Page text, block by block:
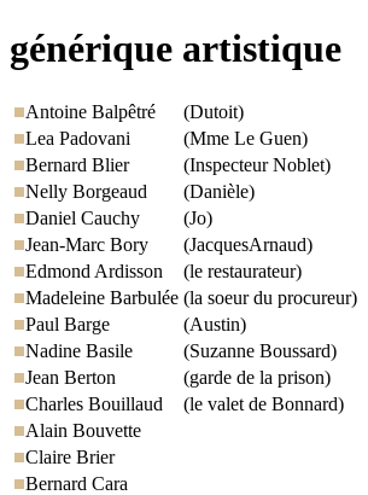
générique artistique
Antoine Balpêtré
(Dutoit)
Lea Padovani
(Mme Le Guen)
Bernard Blier
(Inspecteur Noblet)
Nelly Borgeaud
(Danièle)
Daniel Cauchy
(Jo)
Jean-Marc Bory
(JacquesArnaud)
Edmond Ardisson
(le restaurateur)
Madeleine Barbulée (la soeur du procureur)
Paul Barge
(Austin)
Nadine Basile
(Suzanne Boussard)
Jean Berton
(garde de la prison)
Charles Bouillaud
(le valet de Bonnard)
Alain Bouvette
Claire Brier
Bernard Cara